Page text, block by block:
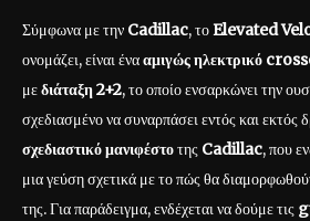
Σύμφωνα με την Cadillac, τοElevated
ονομάζει, είναι ένααμιγώς ηλεκτρικό
μεδιάταξη 2+2, το οποίο ενσαρκώνει την
σχεδιασμένο να συναρπάσει εντός και εκτός
σχεδιαστικό μανιφέστοτης Cadillac, που
μια γεύση σχετικά με το πώς θα
της. Για παράδειγμα, ενδέχεται να δούμε τις